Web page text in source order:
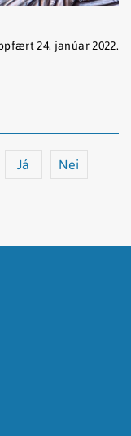
24. janúar 2022.
Já Nei